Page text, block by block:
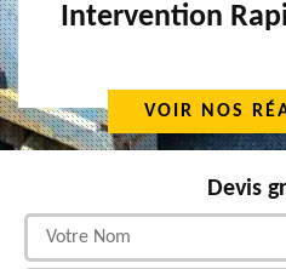
Intervention
VOIR NOS
Devis